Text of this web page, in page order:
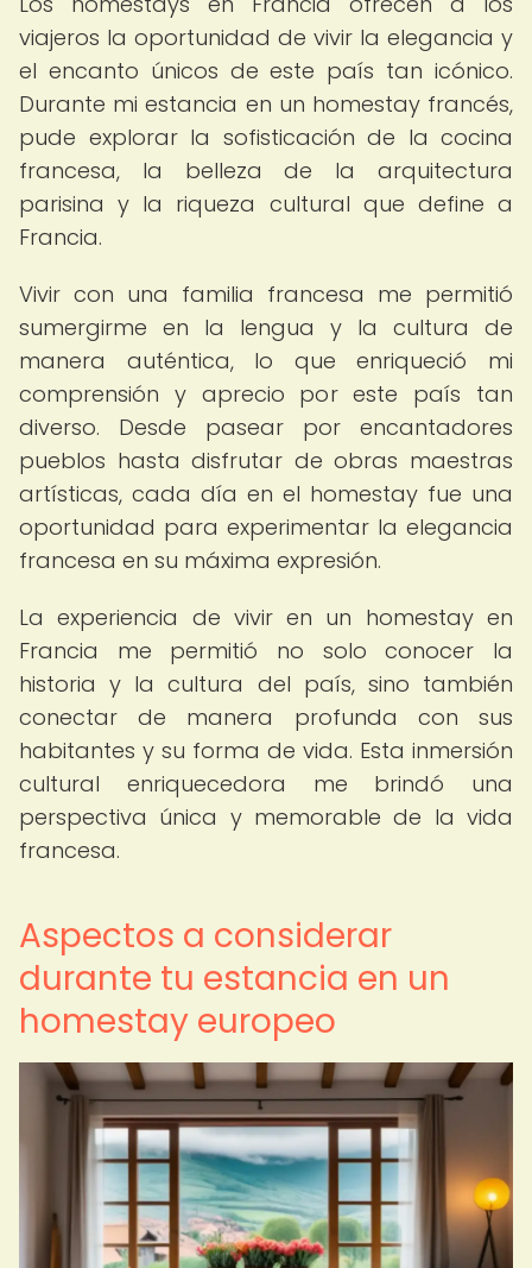
viajeros la oportunidad de vivir la elegancia y
el encanto únicos de este país tan icónico.
Durante mi estancia en un homestay francés,
pude explorar la sofisticación de la cocina
francesa, la belleza de la arquitectura
parisina y la riqueza cultural que define a
Francia.
Vivir con una familia francesa me permitió
sumergirme en la lengua y la cultura de
manera auténtica, lo que enriqueció mi
comprensión y aprecio por este país tan
diverso. Desde pasear por encantadores
pueblos hasta disfrutar de obras maestras
artísticas, cada día en el homestay fue una
oportunidad para experimentar la elegancia
francesa en su máxima expresión.
La experiencia de vivir en un homestay en
Francia me permitió no solo conocer la
historia y la cultura del país, sino también
conectar de manera profunda con sus
habitantes y su forma de vida. Esta inmersión
cultural enriquecedora me brindó una
perspectiva única y memorable de la vida
francesa.
Aspectos a considerar
durante tu estancia en un
homestay europeo